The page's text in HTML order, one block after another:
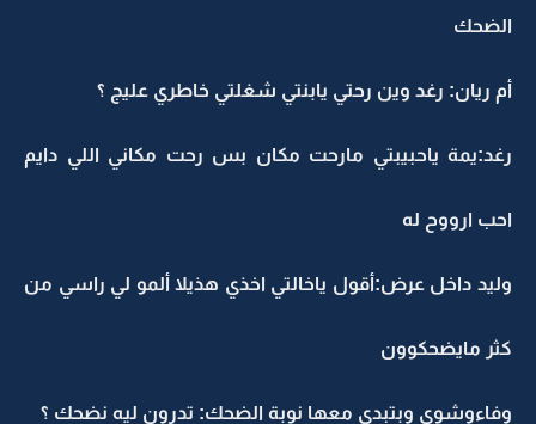
الضحك
أم ريان: رغد وين رحتي يابنتي شغلتي خاطري عليج ؟
رغد:يمة ياحبيبتي مارحت مكان بس رحت مكاني اللي دايم
احب ارووح له
وليد داخل عرض:أقول ياخالتي اخذي هذيلا ألمو لي راسي من
كثر مايضحكوون
وفاءوشوي وبتبدي معها نوبة الضحك: تدرون ليه نضحك ؟